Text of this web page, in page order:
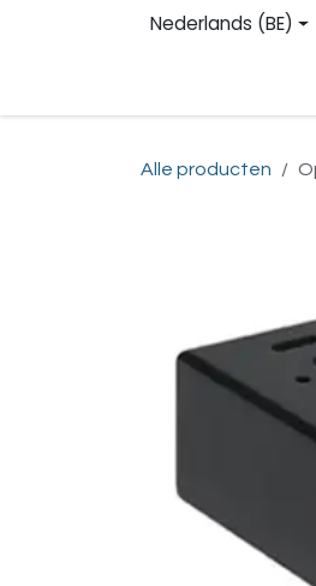
Overslaan naar inhoudNederlands (BE)
Alle producten